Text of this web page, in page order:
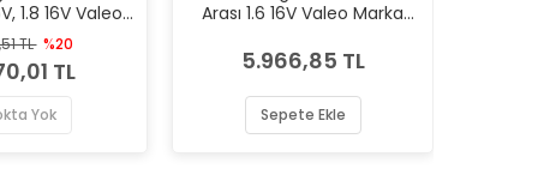
1.8 16V Valeo
Motoru
TL %20
TL
Yok
Arası 1.6 16V Valeo Marka
5.966,85 TL
Sepete Ekle